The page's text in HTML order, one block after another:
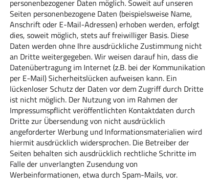
personenbezogener Daten möglich. Soweit auf unseren
Seiten personenbezogene Daten (beispielsweise Name,
Anschrift oder E-Mail-Adressen) erhoben werden, erfolgt
dies, soweit möglich, stets auf freiwilliger Basis. Diese
Daten werden ohne Ihre ausdrückliche Zustimmung nicht
an Dritte weitergegeben. Wir weisen darauf hin, dass die
Datenübertragung im Internet (z.B. bei der Kommunikation
per E-Mail) Sicherheitslücken aufweisen kann. Ein
lückenloser Schutz der Daten vor dem Zugriff durch Dritte
ist nicht möglich. Der Nutzung von im Rahmen der
Impressumspflicht veröffentlichten Kontaktdaten durch
Dritte zur Übersendung von nicht ausdrücklich
angeforderter Werbung und Informationsmaterialien wird
hiermit ausdrücklich widersprochen. Die Betreiber der
Seiten behalten sich ausdrücklich rechtliche Schritte im
Falle der unverlangten Zusendung von
Werbeinformationen, etwa durch Spam-Mails, vor.